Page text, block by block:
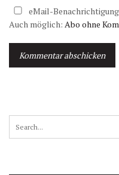
eMail-
Auch möglich: Abo ohne
t
r